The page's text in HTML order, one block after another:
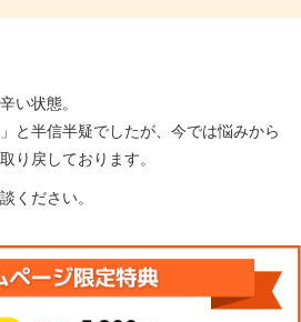
い状態。
と半信半疑でしたが、今では悩みから
り戻しております。
ください。